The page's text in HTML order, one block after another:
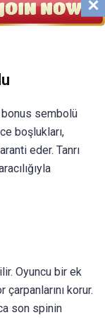
yeni bir
sembolü
boşlukları,
eder. Tanrı
Oyuncu bir ek
korur.
son spinin